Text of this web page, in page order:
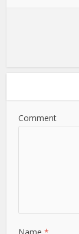
Comment
Name*